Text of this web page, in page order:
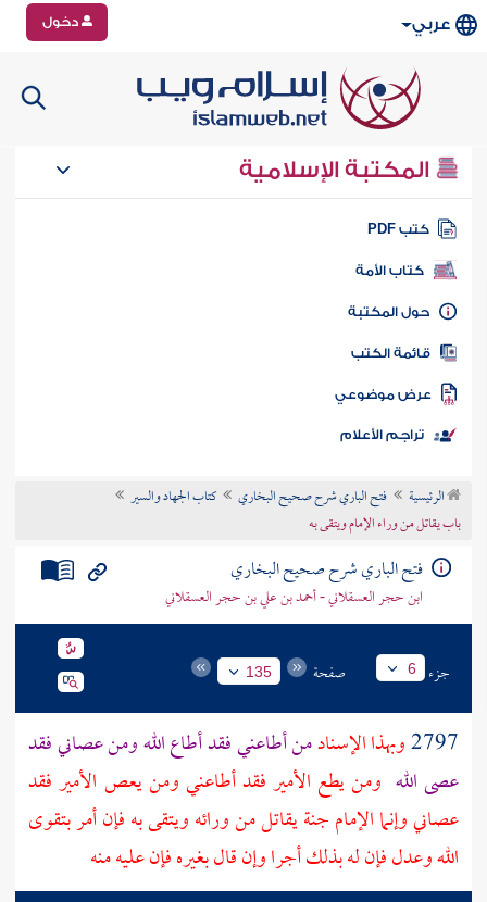
عربي دخول
المكتبة الإسلامية
كتب PDF
كتاب الأمة
المكتبة
الكتب
موضوعي
تراجم الأعلام
الرئيسية فتح الباري شرح صحيح البخاري
كتاب الجهاد والسير
باب يقاتل من وراء الإمام ويتقى به
فتح الباري شرح صحيح البخاري
ابن حجر العسقلاني - أحمد بن علي بن حجر العسقلاني
جزء 6 صفحة 135
2797وبهذا الإسنادمن أطاعني فقد أطاع الله ومن عصاني فقد
عصى الله ومن يطع الأمير فقد أطاعني ومن يعص الأمير فقد
عصاني وإنما الإمام جنة يقاتل من ورائه ويتقى به فإن أمر بتقوى
الله وعدل فإن له بذلك أجرا وإن قال بغيره فإن عليه منه